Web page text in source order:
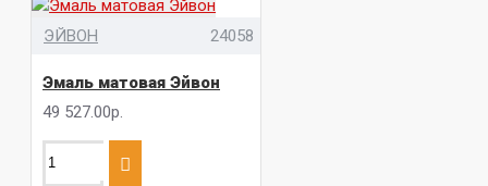
ЭЙВОН 24058
Эмаль матовая Эйвон
49 527.00р.